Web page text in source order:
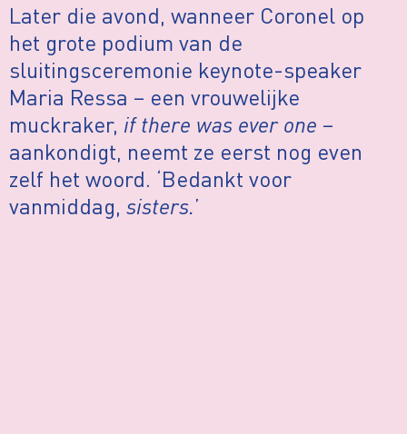
Later die avond, wanneer Coronel op
het grote podium van de
sluitingsceremonie keynote-speaker
Maria Ressa – een vrouwelijke
muckraker, if there was ever one –
aankondigt, neemt ze eerst nog even
zelf het woord. ‘Bedankt voor
vanmiddag, sisters.’